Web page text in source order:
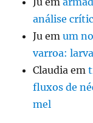
análise
Ju emum
varroa:
Claudia em
fluxos de
mel